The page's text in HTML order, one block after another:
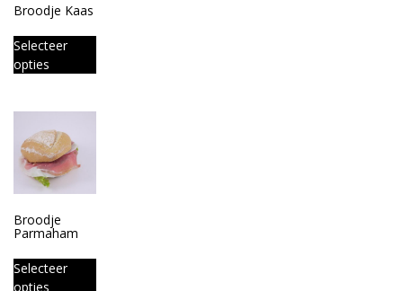
Broodje Kaas
Selecteer
opties
Broodje
Parmaham
Selecteer
opties